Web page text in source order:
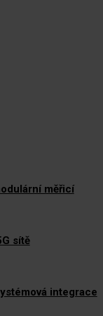
měřicí
sítě
integrace